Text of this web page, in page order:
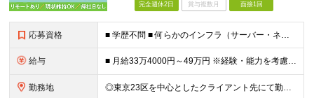
完全週休2日 賞与複数月 面接1回
応募資格 ■ 学歴不問 ■ 何らかのインフラ（サーバー・ネットワーク）の実務経験をお持ちの方 ※運用・保守の経験のみという方も大歓迎です！ ＼こんな方にピッタリの環境です／ ◎案件がコロコロ変わることに疲れて
給与 ■ 月給33万4000円～49万円 ※経験・能力を考慮して優遇します。 ※上記には固定残業代（月30時間分・6万3500円～9万3100円）を含みます。超過分は全額支給。 ※待機期間中全額給与を保証
勤務地 ◎東京23区を中心としたクライアント先にて勤務いただきます（転居を伴う転勤なし） ◎在宅勤務も活用できます ■ 本社 東京都江戸川区南葛西3-5-3-402 (変更の範囲)上記を除く当社関連勤務地